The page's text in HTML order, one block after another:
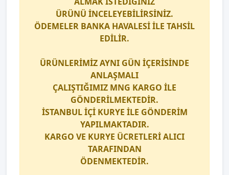
ÜRÜNÜ İNCELEYEBİLİRSİNİZ.
ÖDEMELER BANKA HAVALESİ İLE TAHSİL
EDİLİR.
ÜRÜNLERİMİZ AYNI GÜN İÇERİSİNDE
ANLAŞMALI
ÇALIŞTIĞIMIZ MNG KARGO İLE
GÖNDERİLMEKTEDİR.
İSTANBUL İÇİ KURYE İLE GÖNDERİM
YAPILMAKTADIR.
KARGO VE KURYE ÜCRETLERİ ALICI
TARAFINDAN
ÖDENMEKTEDİR.